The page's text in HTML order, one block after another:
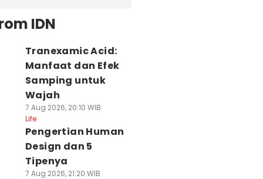
IDN
Tranexamic Acid:
Manfaat dan Efek
Samping untuk
Wajah
7 Aug 2026, 20:10 WIB
Life
Pengertian Human
Design dan 5
Tipenya
7 Aug 2026, 21:20 WIB